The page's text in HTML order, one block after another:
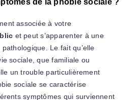
associée à votre
et peut s’apparenter à une
Le fait qu’elle
sociale, que familiale ou
un trouble particulièrement
sociale se caractérise
symptômes qui surviennent